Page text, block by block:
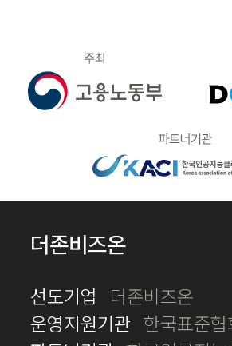
더존비즈온
선도기업
더존비즈온
운영지원기관 한국표준협